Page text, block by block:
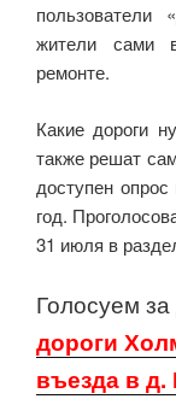
пользователи
жители сами
ремонте.
Какие дороги
также решат
доступен
год.
31 июля в
Голосуем за
дороги
въезда в д.